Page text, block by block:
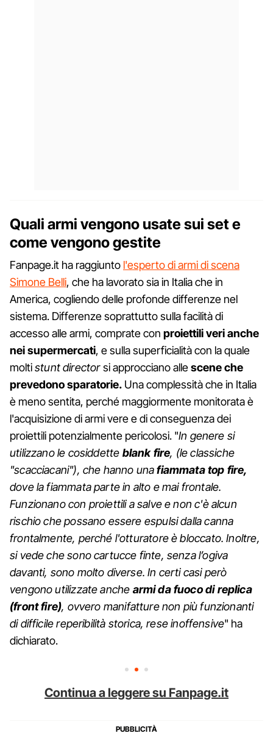
Quali armi vengono usate sui set e
come vengono gestite
Fanpage.it ha raggiunto l'esperto di armi di scena
Simone Belli, che ha lavorato sia in Italia che in
America, cogliendo delle profonde differenze nel
sistema. Differenze soprattutto sulla facilità di
accesso alle armi, comprate con proiettili veri anche
nei supermercati, e sulla superficialità con la quale
moltistunt directorsi approcciano allescene che
prevedono sparatorie. Una complessità che in Italia
è meno sentita, perché maggiormente monitorata è
l'acquisizione di armi vere e di conseguenza dei
proiettili potenzialmente pericolosi. "In genere si
utilizzano le cosiddette blank fire, (le classiche
"scacciacani"), che hanno unafiammata top fire,
dove la fiammata parte in alto e mai frontale.
Funzionano con proiettili a salve e non c'è alcun
rischio che possano essere espulsi dalla canna
frontalmente, perché l'otturatore è bloccato. Inoltre,
si vede che sono cartucce finte, senza l’ogiva
davanti, sono molto diverse. In certi casi però
vengono utilizzate anche armi da fuoco di replica
(front fire), ovvero manifatture non più funzionanti
di difficile reperibilità storica, rese inoffensive" ha
dichiarato.
Continua a leggere su Fanpage.it